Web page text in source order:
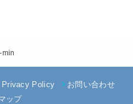
min
Privacy Policy
お問い合わせ
ップ